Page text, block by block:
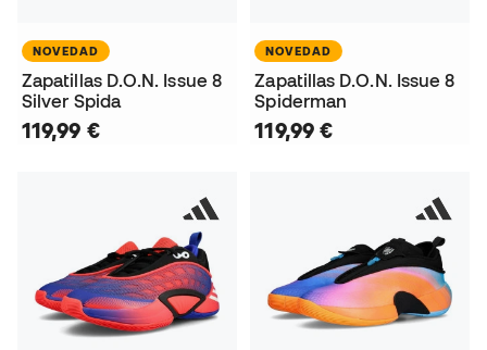
NOVEDAD
Zapatillas D.O.N. Issue 8
Silver Spida
119,99 €
NOVEDAD
Zapatillas D.O.N. Issue 8
Spiderman
119,99 €